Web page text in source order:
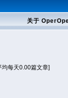
关于
均每天0.00篇文章]